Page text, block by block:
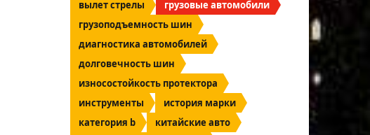
вылет стрелы
грузовые автомобили
грузоподъемность шин
диагностика автомобилей
долговечность шин
износостойкость протектора
инструменты
история марки
категория b
китайские авто